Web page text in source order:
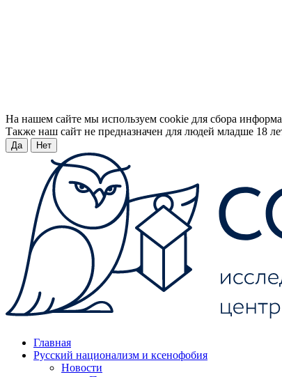
На нашем сайте мы используем cookie для сбора
Также наш сайт не предназначен для людей младше 18
Да Нет
Главная
Русский национализм и ксенофобия
Новости